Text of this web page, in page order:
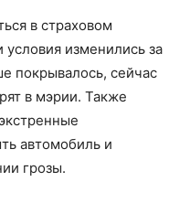
в страховом
изменились за
покрывалось, сейчас
в мэрии. Также
автомобиль и
грозы.